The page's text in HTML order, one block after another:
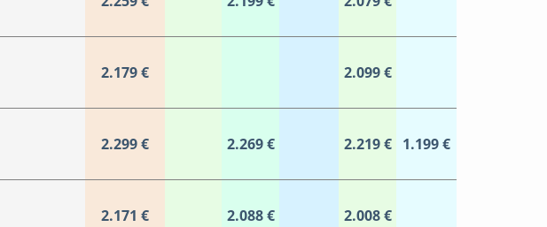
2.179 € 2.099 €
2.299 € 2.269 € 2.219 € 1.199 €
2.171 € 2.088 € 2.008 €